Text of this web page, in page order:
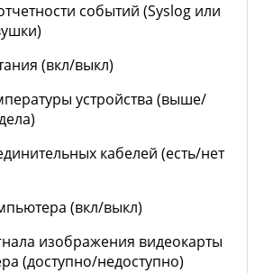
событий (Syslog или
(вкл/выкл)
устройства (выше/
кабелей (есть/нет
(вкл/выкл)
изображения видеокарты
(доступно/недоступно)